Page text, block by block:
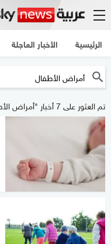
الرئيسية الأخبار العاجلة
تم العثور على 7 أخبار "أمراض الأطفال"